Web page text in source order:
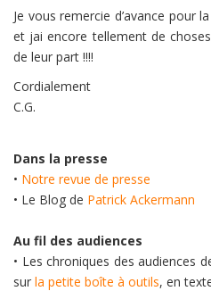
Je vous remercie d’avance pour
et jai encore tellement de
de leur part !!!!
Cordialement
C.G.
Dans la presse
• Notre revue de presse
• Le Blog de Patrick Ackermann
Au fil des audiences
• Les chroniques des audiences
sur la petite boîte à outils, en